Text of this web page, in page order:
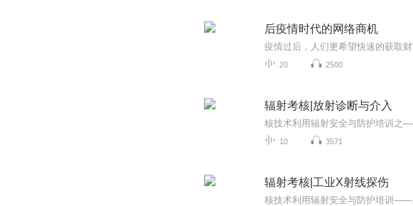
后疫情时代的网络商机
20 2500
辐射考核|放射诊断与介入
10 3571
辐射考核|工业X射线探伤